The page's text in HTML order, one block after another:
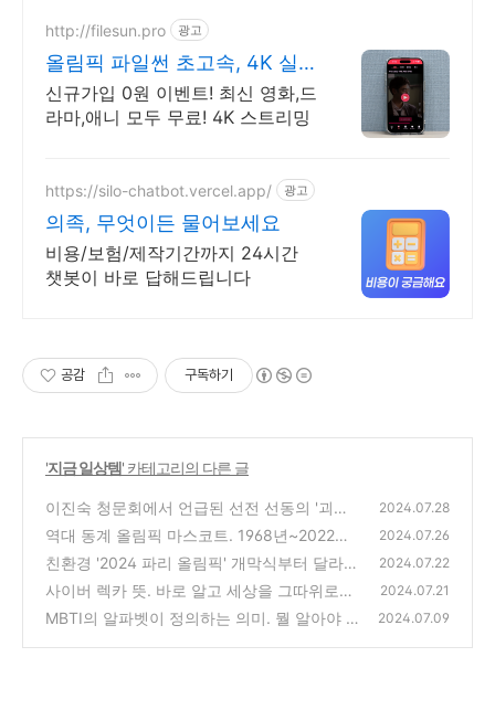
http://filesun.pro 광고
올림픽 파일썬 초고속, 4K 실
시간 보기!
신규가입 0원 이벤트! 최신 영화,드
라마,애니 모두 무료! 4K 스트리밍
https://silo-chatbot.vercel.app/ 광고
의족, 무엇이든 물어보세요
비용/보험/제작기간까지 24시간
챗봇이 바로 답해드립니다
공감 구독하기
'지금 일상템' 카테고리의 다른 글
이진숙 청문회에서 언급된 선전 선동의 '괴벨
스' 그는 누구인가?
(0)
2024.07.28
역대 동계 올림픽 마스코트. 1968년~2022년
까지 한 눈에 모아보기
(0)
2024.07.26
친환경 '2024 파리 올림픽' 개막식부터 달라진
점 4가지 이모저모.
(0)
2024.07.22
사이버 렉카 뜻. 바로 알고 세상을 그따위로는
살지 말자.
(0)
2024.07.21
MBTI의 알파벳이 정의하는 의미. 뭘 알아야 유
2024.07.09